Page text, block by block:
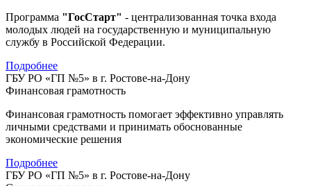
Программа "ГосСтарт" - централизованная точка входа
молодых людей на государственную и муниципальную
службу в Российской Федерации.
Подробнее
ГБУ РО «ГП №5» в г. Ростове-на-Дону
Финансовая грамотность
Финансовая грамотность помогает эффективно управлять
личными средствами и принимать обоснованные
экономические решения
Подробнее
ГБУ РО «ГП №5» в г. Ростове-на-Дону